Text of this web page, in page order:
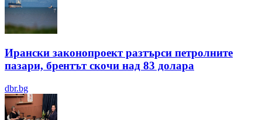
Ирански законопроект разтърси петролните
пазари, брентът скочи над 83 долара
dbr.bg